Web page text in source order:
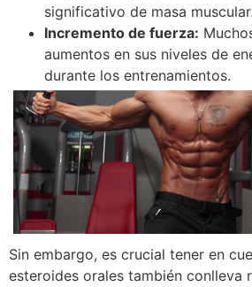
significativo de masa muscular.
Incremento de fuerza:
aumentos en sus niveles de
durante los entrenamientos.
Sin embargo, es crucial tener en
esteroides orales también conlleva